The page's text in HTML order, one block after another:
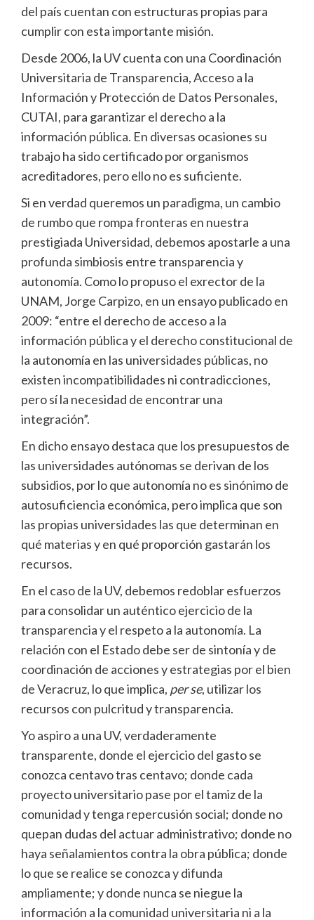
del país cuentan con estructuras propias para
cumplir con esta importante misión.
Desde 2006, la UV cuenta con una Coordinación
Universitaria de Transparencia, Acceso a la
Información y Protección de Datos Personales,
CUTAI, para garantizar el derecho a la
información pública. En diversas ocasiones su
trabajo ha sido certificado por organismos
acreditadores, pero ello no es suficiente.
Si en verdad queremos un paradigma, un cambio
de rumbo que rompa fronteras en nuestra
prestigiada Universidad, debemos apostarle a una
profunda simbiosis entre transparencia y
autonomía. Como lo propuso el exrector de la
UNAM, Jorge Carpizo, en un ensayo publicado en
2009: “entre el derecho de acceso a la
información pública y el derecho constitucional de
la autonomía en las universidades públicas, no
existen incompatibilidades ni contradicciones,
pero sí la necesidad de encontrar una
integración”.
En dicho ensayo destaca que los presupuestos de
las universidades autónomas se derivan de los
subsidios, por lo que autonomía no es sinónimo de
autosuficiencia económica, pero implica que son
las propias universidades las que determinan en
qué materias y en qué proporción gastarán los
recursos.
En el caso de la UV, debemos redoblar esfuerzos
para consolidar un auténtico ejercicio de la
transparencia y el respeto a la autonomía. La
relación con el Estado debe ser de sintonía y de
coordinación de acciones y estrategias por el bien
de Veracruz, lo que implica, per se, utilizar los
recursos con pulcritud y transparencia.
Yo aspiro a una UV, verdaderamente
transparente, donde el ejercicio del gasto se
conozca centavo tras centavo; donde cada
proyecto universitario pase por el tamiz de la
comunidad y tenga repercusión social; donde no
quepan dudas del actuar administrativo; donde no
haya señalamientos contra la obra pública; donde
lo que se realice se conozca y difunda
ampliamente; y donde nunca se niegue la
información a la comunidad universitaria ni a la